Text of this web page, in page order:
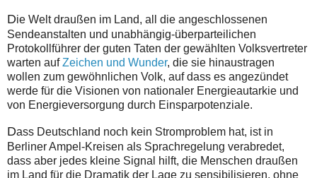
Die Welt draußen im Land, all die angeschlossenen
Sendeanstalten und unabhängig-überparteilichen
Protokollführer der guten Taten der gewählten Volksvertreter
warten aufZeichen und Wunder, die sie hinaustragen
wollen zum gewöhnlichen Volk, auf dass es angezündet
werde für die Visionen von nationaler Energieautarkie und
von Energieversorgung durch Einsparpotenziale.
Dass Deutschland noch kein Stromproblem hat, ist in
Berliner Ampel-Kreisen als Sprachregelung verabredet,
dass aber jedes kleine Signal hilft, die Menschen draußen
im Land für die Dramatik der Lage zu sensibilisieren, ohne